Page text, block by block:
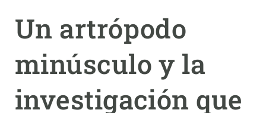
Un artrópodo
minúsculo y la
investigación que
menu
INVESTIGACIÓN
CIENCIA EN ACCIÓN